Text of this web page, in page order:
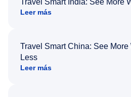
Travel Smart India: See More
Leer más
Travel Smart China: See
Less
Leer más